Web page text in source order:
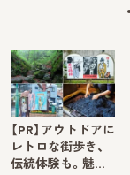
【PR】アウトドアに
レトロな街歩き、
伝統体験も。魅…